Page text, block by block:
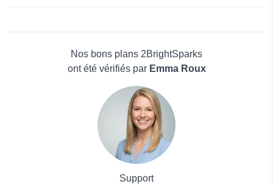
Abelssoft
Edrawsoft
Maison & JardinNos bons plans 2BrightSparks
ont été vérifiés par Emma Roux
Support